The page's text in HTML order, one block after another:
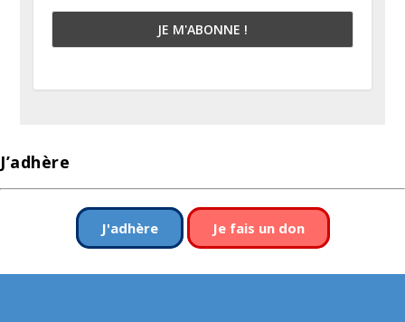
J’adhère
J'adhère Je fais un don